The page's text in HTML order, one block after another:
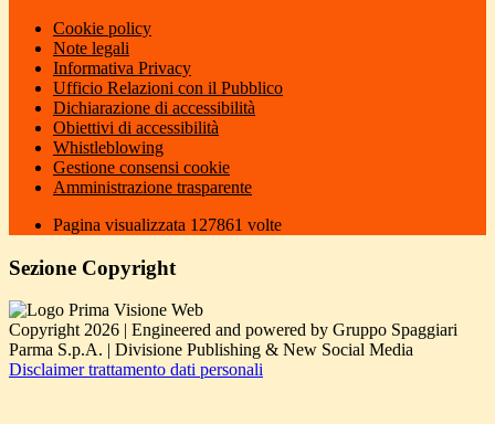
Cookie policy
Note legali
Informativa Privacy
Ufficio Relazioni con il Pubblico
Dichiarazione di accessibilità
Obiettivi di accessibilità
Whistleblowing
Gestione consensi cookie
Amministrazione trasparente
Pagina visualizzata 127861 volte
Sezione Copyright
Copyright 2026 | Engineered and powered by Gruppo Spaggiari
Parma S.p.A. | Divisione Publishing & New Social Media
Disclaimer trattamento dati personali